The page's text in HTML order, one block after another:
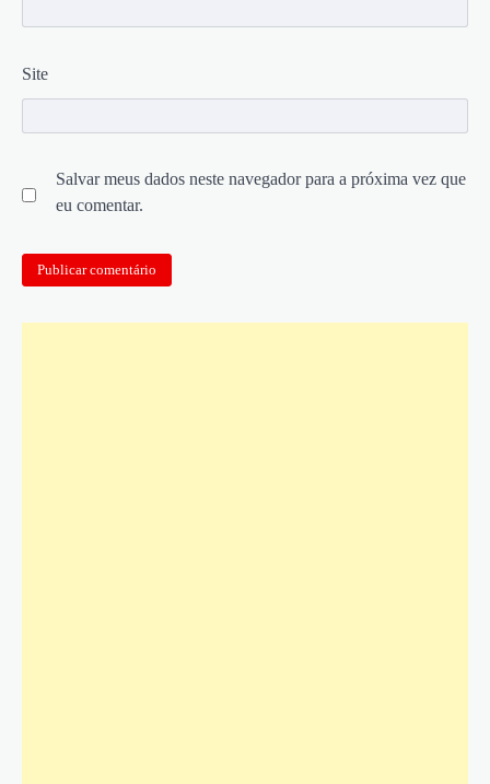
Site
Salvar meus dados neste navegador para a próxima vez que
eu comentar.